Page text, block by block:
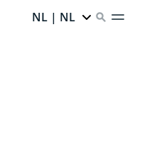
NL | NL